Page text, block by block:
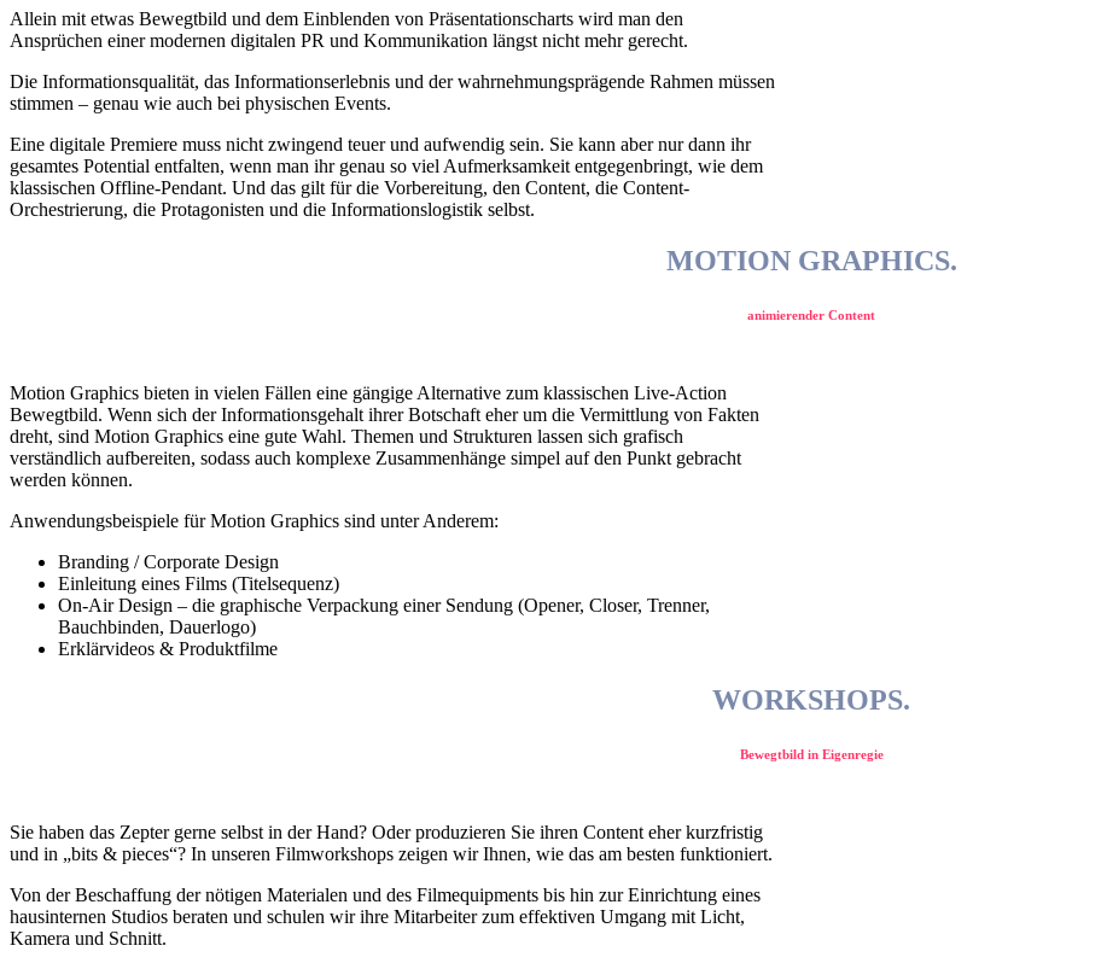
Allein mit etwas Bewegtbild und dem Einblenden von Präsentationscharts wird man den
Ansprüchen einer modernen digitalen PR und Kommunikation längst nicht mehr gerecht.
Die Informationsqualität, das Informationserlebnis und der wahrnehmungsprägende Rahmen müssen
stimmen – genau wie auch bei physischen Events.
Eine digitale Premiere muss nicht zwingend teuer und aufwendig sein. Sie kann aber nur dann ihr
gesamtes Potential entfalten, wenn man ihr genau so viel Aufmerksamkeit entgegenbringt, wie dem
klassischen Offline-Pendant. Und das gilt für die Vorbereitung, den Content, die Content-
Orchestrierung, die Protagonisten und die Informationslogistik selbst.
MOTION GRAPHICS.
animierender Content
Motion Graphics bieten in vielen Fällen eine gängige Alternative zum klassischen Live-Action
Bewegtbild. Wenn sich der Informationsgehalt ihrer Botschaft eher um die Vermittlung von Fakten
dreht, sind Motion Graphics eine gute Wahl. Themen und Strukturen lassen sich grafisch
verständlich aufbereiten, sodass auch komplexe Zusammenhänge simpel auf den Punkt gebracht
werden können.
Anwendungsbeispiele für Motion Graphics sind unter Anderem:
Branding / Corporate Design
Einleitung eines Films (Titelsequenz)
On-Air Design – die graphische Verpackung einer Sendung (Opener, Closer, Trenner,
Bauchbinden, Dauerlogo)
Erklärvideos & Produktfilme
WORKSHOPS.
Bewegtbild in Eigenregie
Sie haben das Zepter gerne selbst in der Hand? Oder produzieren Sie ihren Content eher kurzfristig
und in „bits & pieces“? In unseren Filmworkshops zeigen wir Ihnen, wie das am besten funktioniert.
Von der Beschaffung der nötigen Materialen und des Filmequipments bis hin zur Einrichtung eines
hausinternen Studios beraten und schulen wir ihre Mitarbeiter zum effektiven Umgang mit Licht,
Kamera und Schnitt.